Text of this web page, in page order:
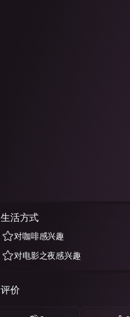
生活方式
对咖啡感兴趣
对电影之夜感兴趣
评价